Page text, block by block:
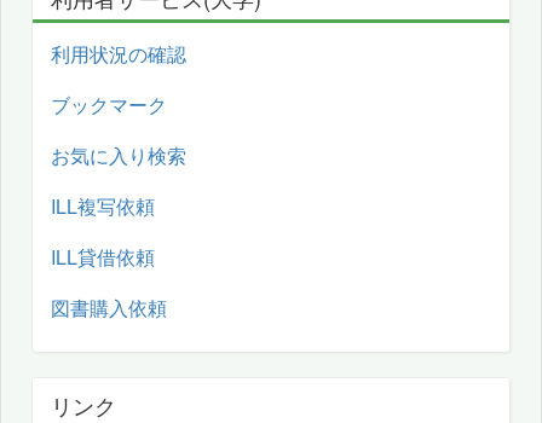
利用状況の確認
ブックマーク
お気に入り検索
ILL複写依頼
ILL貸借依頼
図書購入依頼
リンク